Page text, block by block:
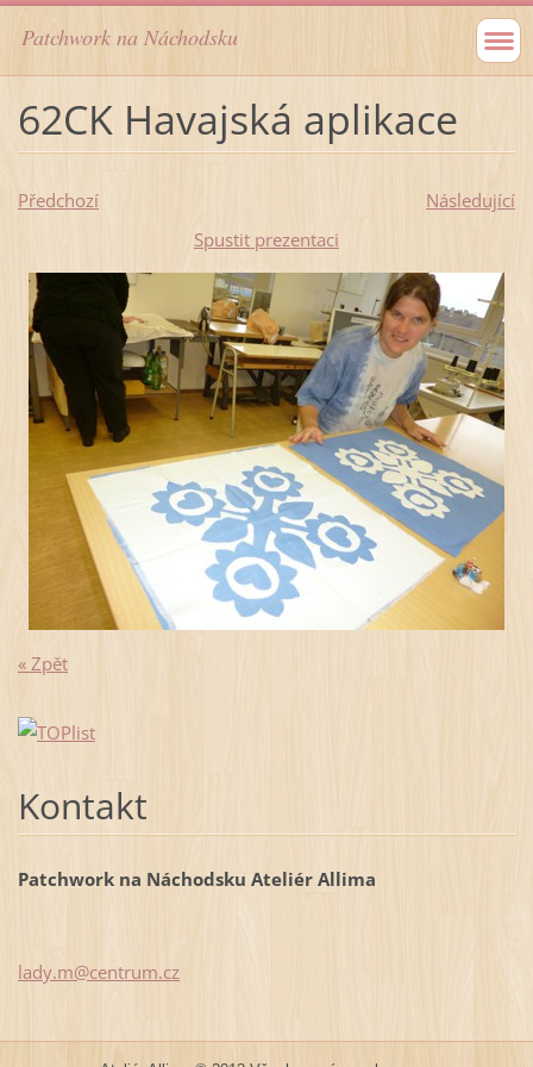
Patchwork na Náchodsku
62CK Havajská aplikace
Předchozí
Následující
Spustit prezentaci
« Zpět
Kontakt
Patchwork na Náchodsku Ateliér Allima
lady.m@centrum.cz